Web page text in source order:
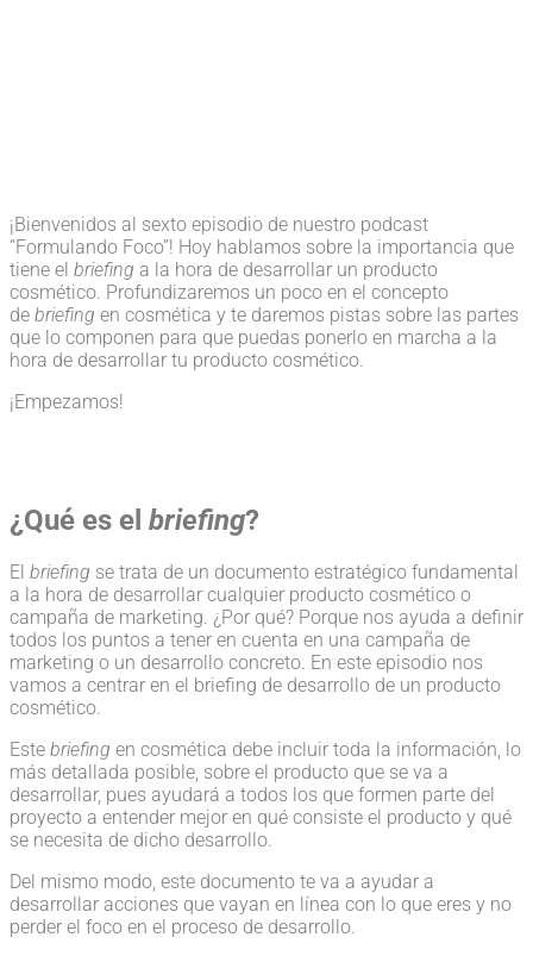
¡Bienvenidos al sexto episodio de nuestro podcast
“Formulando Foco”! Hoy hablamos sobre la importancia que
tiene el briefing a la hora de desarrollar un producto
cosmético. Profundizaremos un poco en el concepto
de briefing en cosmética y te daremos pistas sobre las partes
que lo componen para que puedas ponerlo en marcha a la
hora de desarrollar tu producto cosmético.
¡Empezamos!
¿Qué es el briefing?
El briefing se trata de un documento estratégico fundamental
a la hora de desarrollar cualquier producto cosmético o
campaña de marketing. ¿Por qué? Porque nos ayuda a definir
todos los puntos a tener en cuenta en una campaña de
marketing o un desarrollo concreto. En este episodio nos
vamos a centrar en el briefing de desarrollo de un producto
cosmético.
Este briefing en cosmética debe incluir toda la información, lo
más detallada posible, sobre el producto que se va a
desarrollar, pues ayudará a todos los que formen parte del
proyecto a entender mejor en qué consiste el producto y qué
se necesita de dicho desarrollo.
Del mismo modo, este documento te va a ayudar a
desarrollar acciones que vayan en línea con lo que eres y no
perder el foco en el proceso de desarrollo.